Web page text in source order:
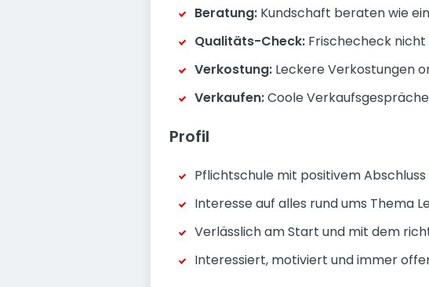
Beratung: Kundschaft beraten wie
Qualitäts-Check: Frischecheck
Verkostung: Leckere Verkostungen
Verkaufen:Coole
Profil
Pflichtschule mit positivem
Interesse auf alles rund ums Thema
Verlässlich am Start und mit dem
Interessiert, motiviert und immer